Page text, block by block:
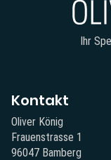
Ihr
Kontakt
Oliver König
Frauenstrasse 1
96047 Bamberg